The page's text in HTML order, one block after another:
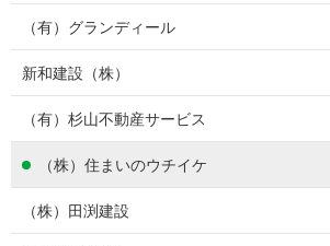
（有）グランディール
新和建設（株）
（有）杉山不動産サービス
（株）住まいのウチイケ
（株）田渕建設